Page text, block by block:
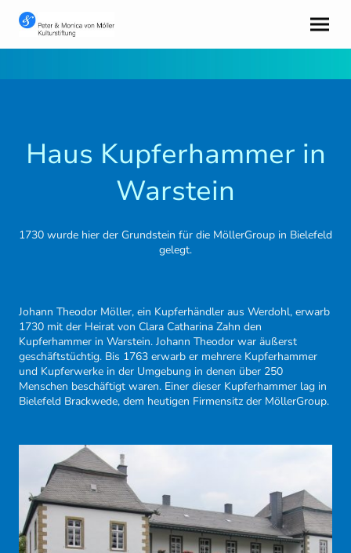
Haus Kupferhammer in
Warstein
1730 wurde hier der Grundstein für die MöllerGroup in Bielefeld
gelegt.
Johann Theodor Möller, ein Kupferhändler aus Werdohl, erwarb
1730 mit der Heirat von Clara Catharina Zahn den
Kupferhammer in Warstein. Johann Theodor war äußerst
geschäftstüchtig. Bis 1763 erwarb er mehrere Kupferhammer
und Kupferwerke in der Umgebung in denen über 250
Menschen beschäftigt waren. Einer dieser Kupferhammer lag in
Bielefeld Brackwede, dem heutigen Firmensitz der MöllerGroup.